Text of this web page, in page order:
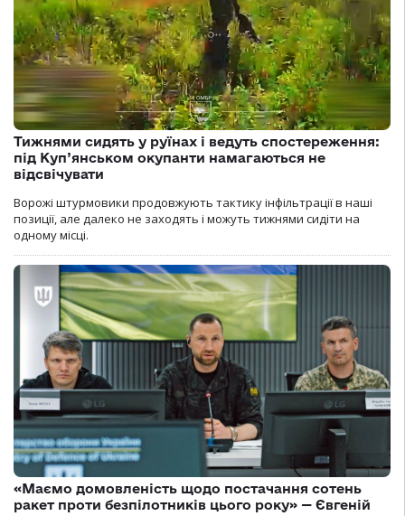
Тижнями сидять у руїнах і ведуть спостереження:
під Куп’янськом окупанти намагаються не
відсвічувати
Ворожі штурмовики продовжують тактику інфільтрації в наші
позиції, але далеко не заходять і можуть тижнями сидіти на
одному місці.
«Маємо домовленість щодо постачання сотень
ракет проти безпілотників цього року» — Євгеній